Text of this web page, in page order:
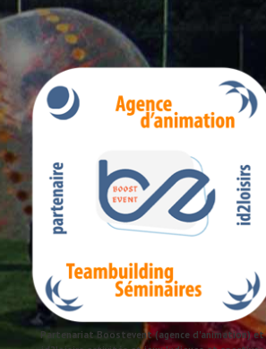
Partenariat Boostevent (agence d'animation) et